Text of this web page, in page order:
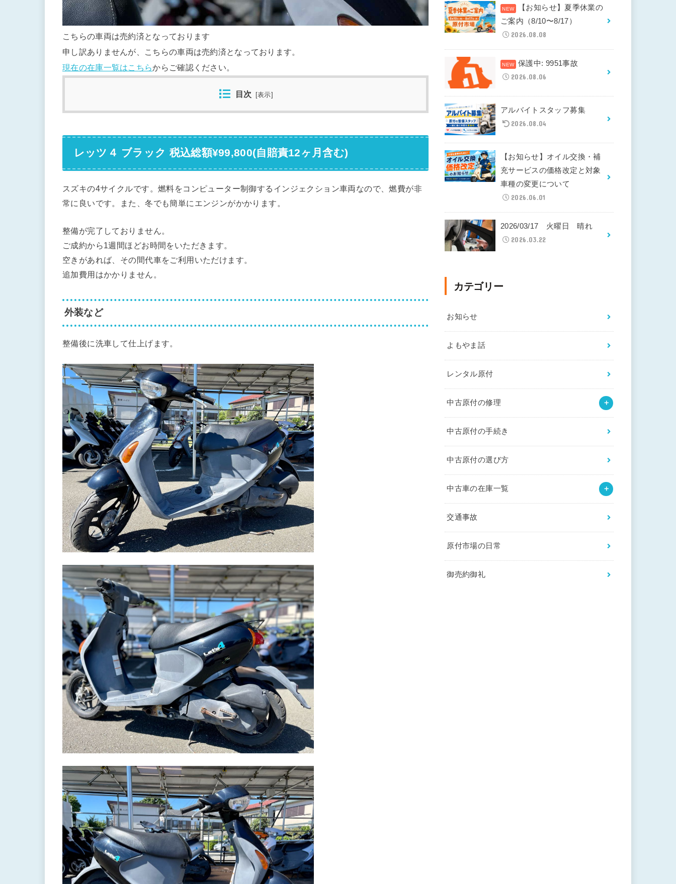
こちらの車両は売約済となっております
申し訳ありませんが、こちらの車両は売約済となっております。
現在の在庫一覧はこちらからご確認ください。
目次 [表示
レッツ４ ブラック 税込総額¥99,800(自賠責12ヶ月含む)
スズキの4サイクルです。燃料をコンピューター制御するインジェクション車両なので、燃費が非
常に良いです。また、冬でも簡単にエンジンがかかります。
整備が完了しておりません。
ご成約から1週間ほどお時間をいただきます。
空きがあれば、その間代車をご利用いただけます。
追加費用はかかりません。
外装など
整備後に洗車して仕上げます。
【お知らせ】夏季休業の
ご案内（8/10〜8/17）
2026.08.08
保護中: 9951事故
2026.08.06
アルバイトスタッフ募集
2026.08.04
【お知らせ】オイル交換・補
充サービスの価格改定と対象
車種の変更について
2026.06.01
2026/03/17 火曜日 晴れ
2026.03.22
カテゴリー
お知らせ
よもやま話
レンタル原付
中古原付の修理
中古原付の手続き
中古原付の選び方
中古車の在庫一覧
交通事故
原付市場の日常
御売約御礼